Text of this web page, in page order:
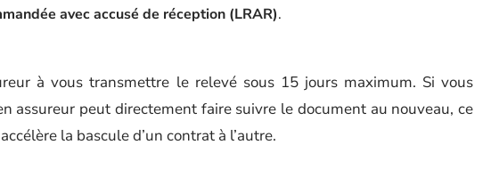
avec accusé de réception (LRAR).
à vous transmettre le relevé sous 15 jours maximum. Si vous
assureur peut directement faire suivre le document au nouveau, ce
la bascule d’un contrat à l’autre.